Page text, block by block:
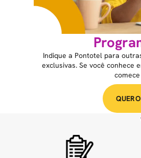
Indique a Pontotel para
exclusivas. Se você conhece